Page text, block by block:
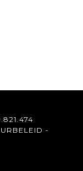
-